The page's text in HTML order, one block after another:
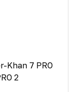
Khan 7 PRO
2